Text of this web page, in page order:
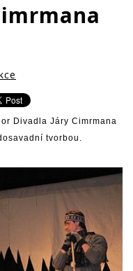
Divadla Járy Cimrmana
tvorbou.